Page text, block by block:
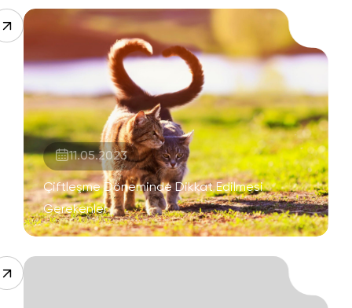
11.05.2023
Çiftleşme Döneminde Dikkat Edilmesi
Gerekenler